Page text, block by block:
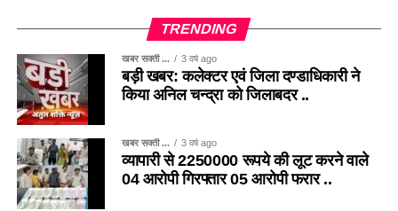
TRENDING
खबर सक्ती ... 3 वर्ष ago
बड़ी खबर: कलेक्टर एवं जिला दण्डाधिकारी ने
किया अनिल चन्द्रा को जिलाबदर ..
खबर सक्ती ... 3 वर्ष ago
व्यापारी से 2250000 रूपये की लूट करने वाले
04 आरोपी गिरफ्तार 05 आरोपी फरार ..